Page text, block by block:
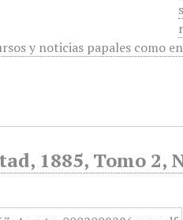
y noticias papales como
1885, Tomo 2,